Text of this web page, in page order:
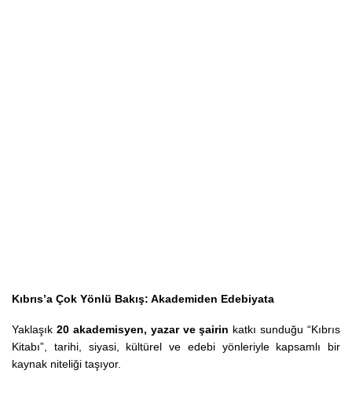
Kıbrıs’a Çok Yönlü Bakış: Akademiden Edebiyata
Yaklaşık 20 akademisyen, yazar ve şairin katkı sunduğu “Kıbrıs
Kitabı”, tarihi, siyasi, kültürel ve edebi yönleriyle kapsamlı bir
kaynak niteliği taşıyor.